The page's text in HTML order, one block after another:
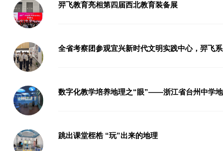
羿飞教育亮相第四届西北教育装备展
全省考察团参观宜兴新时代文明实践中心，羿飞
数字化教学培养地理之“眼”——浙江省台州中学
跳出课堂桎梏 “玩”出来的地理